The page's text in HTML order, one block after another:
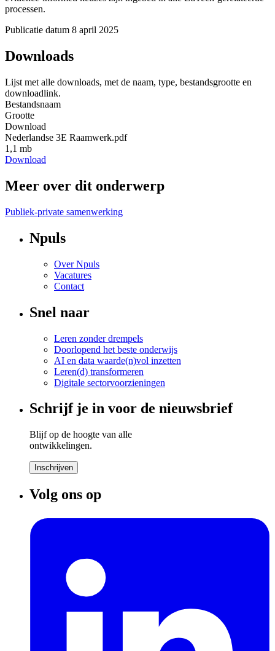
processen.
Publicatie datum 8 april 2025
Downloads
Lijst met alle downloads, met de naam, type, bestandsgrootte en
downloadlink.
Bestandsnaam
Grootte
Download
Nederlandse 3E Raamwerk.pdf
1,1 mb
Download
Meer over dit onderwerp
Publiek-private samenwerking
Npuls
Over Npuls
Vacatures
Contact
Snel naar
Leren zonder drempels
Doorlopend het beste onderwijs
AI en data waarde(n)vol inzetten
Leren(d) transformeren
Digitale sectorvoorzieningen
Schrijf je in voor de nieuwsbrief
Blijf op de hoogte van alle
ontwikkelingen.
Inschrijven
Volg ons op